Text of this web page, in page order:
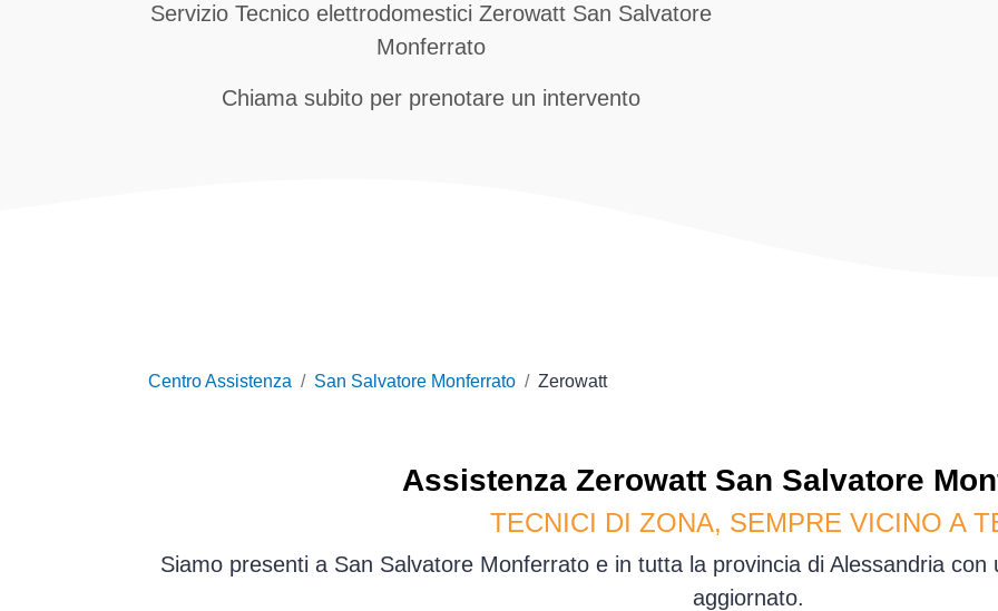
Servizio Tecnico elettrodomestici Zerowatt San Salvatore
Monferrato
Chiama subito per prenotare un intervento
Centro Assistenza San Salvatore Monferrato Zerowatt
Assistenza ZerowattSan Salvatore
TECNICI DI ZONA, SEMPRE VICINO A
Siamo presenti a San Salvatore Monferrato e in tutta la provincia di Alessandria
aggiornato.